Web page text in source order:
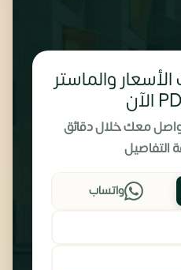
والماستر
معك خلال دقائق
التفاصيل
واتساب